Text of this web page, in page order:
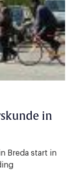
in
Breda start in